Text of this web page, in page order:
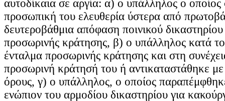
αυτοδίκαια σε αργία: α) ο υπάλληλος ο οποίος
προσωπική του ελευθερία ύστερα από
δευτεροβάθμια απόφαση ποινικού
προσωρινής κράτησης, β) ο υπάλληλος κατά
ένταλμα προσωρινής κράτησης και στη
προσωρινή κράτησή του ή αντικαταστάθηκε με
όρους, γ) ο υπάλληλος, ο οποίος
ενώπιον του αρμοδίου δικαστηρίου για